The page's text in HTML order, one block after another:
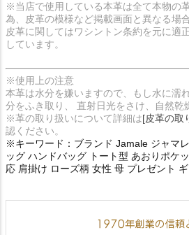
※当店で使用している本革は全て本物の
為、皮革の模様など掲載画面と異なる場
皮革に関してはワシントン条約を元に適
しています。
※使用上の注意
本革は水分を嫌いますので、もし水に濡
分をふき取り、 直射日光をさけ、自然乾
※革の取り扱いについて詳細は[皮革の取
認ください。
※キーワード：ブランド Jamale ジャマ
ッグ ハンドバッグ トート型 あおりポケ
応 肩掛け ローズ柄 女性 母 プレゼント ギ